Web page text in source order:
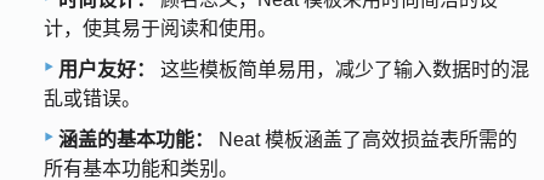
计，使其易于阅读和使用。
用户友好：
这些模板简单易用，减少了输入数据时的混
乱或错误。
涵盖的基本功能：
Neat 模板涵盖了高效损益表所需的
所有基本功能和类别。